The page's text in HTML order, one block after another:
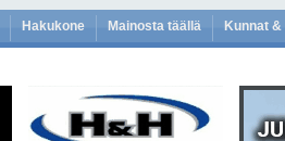
Hakukone Mainosta täällä Kunnat